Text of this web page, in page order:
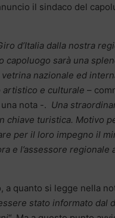
il sindaco del
d’Italia dalla nostra
capoluogo sarà una
nazionale ed
e culturale –
nota -. Una
chiave turistica. Motivo
per il loro impegno il
e l’assessore regionale
a quanto si legge nella
stato informato dal